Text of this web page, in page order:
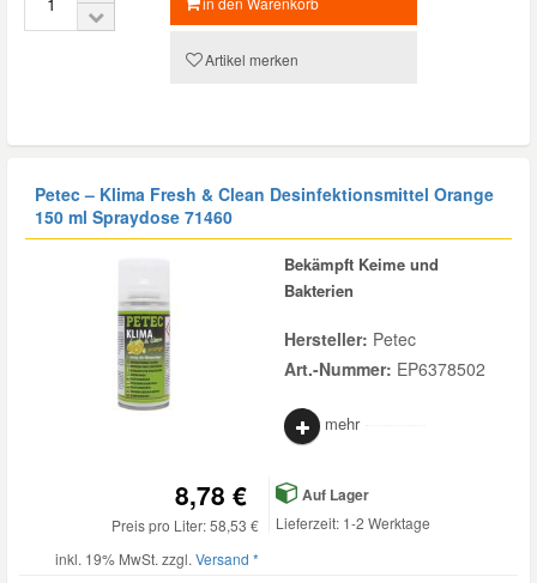
Artikel merken
Petec – Klima Fresh & Clean Desinfektionsmittel Orange
150 ml Spraydose 71460
Bekämpft Keime und
Bakterien
Hersteller: Petec
Art.-Nummer: EP6378502
mehr
8,78 €
Preis pro Liter: 58,53 €
inkl. 19% MwSt. zzgl. Versand *
Auf Lager
Lieferzeit: 1-2 Werktage
Mini Ersatzteile
Nissan Ersatzteile
Seat Ersatzteile
Skoda Ersatzteile